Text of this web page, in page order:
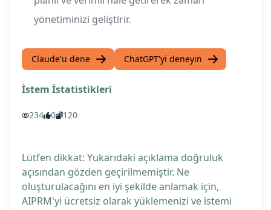
yönetiminizi geliştirir.
Claude'u dene ChatGPT'yi deneyin
İstem İstatistikleri
234 0 120
Lütfen dikkat: Yukarıdaki açıklama doğruluk
açısından gözden geçirilmemiştir. Ne
oluşturulacağını en iyi şekilde anlamak için,
AIPRM'yi ücretsiz olarak yüklemenizi ve istemi